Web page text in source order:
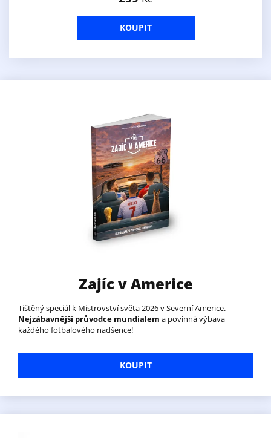
KOUPIT
Zajíc v Americe
Tištěný speciál k Mistrovství světa 2026 v Severní Americe.
Nejzábavnější průvodce mundialem a povinná výbava
každého fotbalového nadšence!
KOUPIT